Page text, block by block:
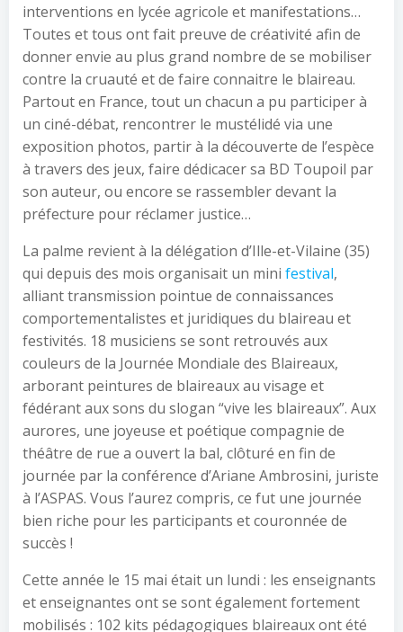
interventions en lycée agricole et manifestations…
Toutes et tous ont fait preuve de créativité afin de
donner envie au plus grand nombre de se mobiliser
contre la cruauté et de faire connaitre le blaireau.
Partout en France, tout un chacun a pu participer à
un ciné-débat, rencontrer le mustélidé via une
exposition photos, partir à la découverte de l’espèce
à travers des jeux, faire dédicacer sa BD Toupoil par
son auteur, ou encore se rassembler devant la
préfecture pour réclamer justice…
La palme revient à la délégation d’Ille-et-Vilaine (35)
qui depuis des mois organisait un mini festival,
alliant transmission pointue de connaissances
comportementalistes et juridiques du blaireau et
festivités. 18 musiciens se sont retrouvés aux
couleurs de la Journée Mondiale des Blaireaux,
arborant peintures de blaireaux au visage et
fédérant aux sons du slogan “vive les blaireaux”. Aux
aurores, une joyeuse et poétique compagnie de
théâtre de rue a ouvert la bal, clôturé en fin de
journée par la conférence d’Ariane Ambrosini, juriste
à l’ASPAS. Vous l’aurez compris, ce fut une journée
bien riche pour les participants et couronnée de
succès !
Cette année le 15 mai était un lundi : les enseignants
et enseignantes ont se sont également fortement
mobilisés : 102 kits pédagogiques blaireaux ont été